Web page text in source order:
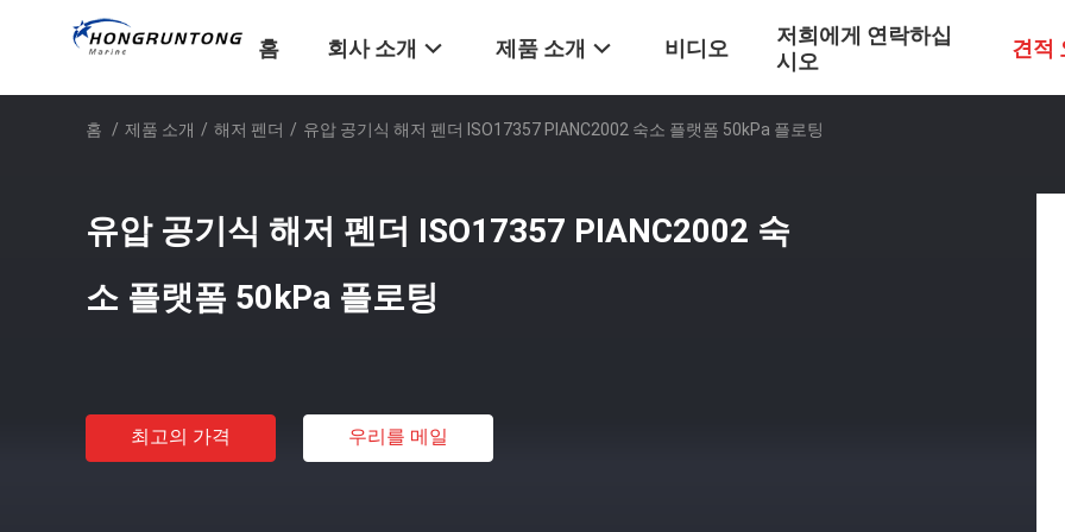
홈 회사 소개 제품 소개 비디오
저희에게 연락하십
시오
견적
홈 / 제품 소개 / 해저 펜더 / 유압 공기식 해저 펜더 ISO17357 PIANC2002 숙소 플랫폼 50kPa 플로팅
유압 공기식 해저 펜더 ISO17357 PIANC2002 숙
소 플랫폼 50kPa 플로팅
최고의 가격 우리를 메일